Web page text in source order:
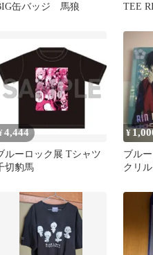
缶バッジ 馬狼
TEE
4,444
ルーロック展 Tシャツ
切豹馬
¥
ブル
クリ